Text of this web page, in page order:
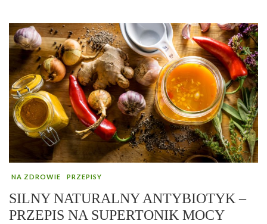
NA ZDROWIE PRZEPISY
SILNY NATURALNY ANTYBIOTYK –
PRZEPIS NA SUPERTONIK MOCY